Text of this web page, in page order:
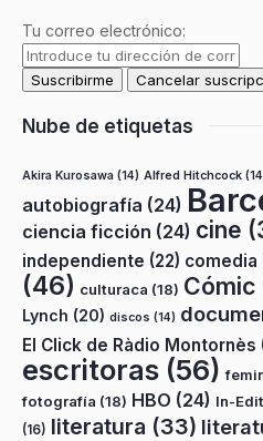
Tu correo electrónico:
Nube de etiquetas
Akira Kurosawa (14) Alfred Hitchcock
autobiografía (24)
ciencia ficción (24) cine
independiente (22) comedia
(46) culturaca (18) Cómic
Lynch (20) discos (14)
El Click de Ràdio Montornès
escritoras (56)
fotografía (18) HBO (24) In-Edit
(16) literatura (33)